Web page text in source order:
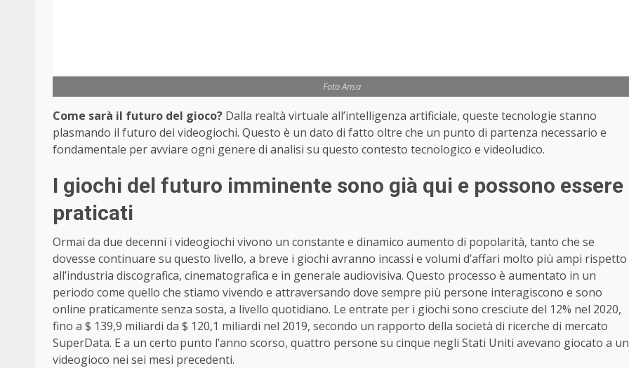
Foto Ansa
Come sarà il futuro del gioco? Dalla realtà virtuale all’intelligenza artificiale, queste tecnologie stanno
plasmando il futuro dei videogiochi. Questo è un dato di fatto oltre che un punto di partenza necessario e
fondamentale per avviare ogni genere di analisi su questo contesto tecnologico e videoludico.
I giochi del futuro imminente sono già qui e possono essere
praticati
Ormai da due decenni i videogiochi vivono un constante e dinamico aumento di popolarità, tanto che se
dovesse continuare su questo livello, a breve i giochi avranno incassi e volumi d’affari molto più ampi rispetto
all’industria discografica, cinematografica e in generale audiovisiva. Questo processo è aumentato in un
periodo come quello che stiamo vivendo e attraversando dove sempre più persone interagiscono e sono
online praticamente senza sosta, a livello quotidiano. Le entrate per i giochi sono cresciute del 12% nel 2020,
fino a $ 139,9 miliardi da $ 120,1 miliardi nel 2019, secondo un rapporto della società di ricerche di mercato
SuperData. E a un certo punto l’anno scorso, quattro persone su cinque negli Stati Uniti avevano giocato a un
videogioco nei sei mesi precedenti.